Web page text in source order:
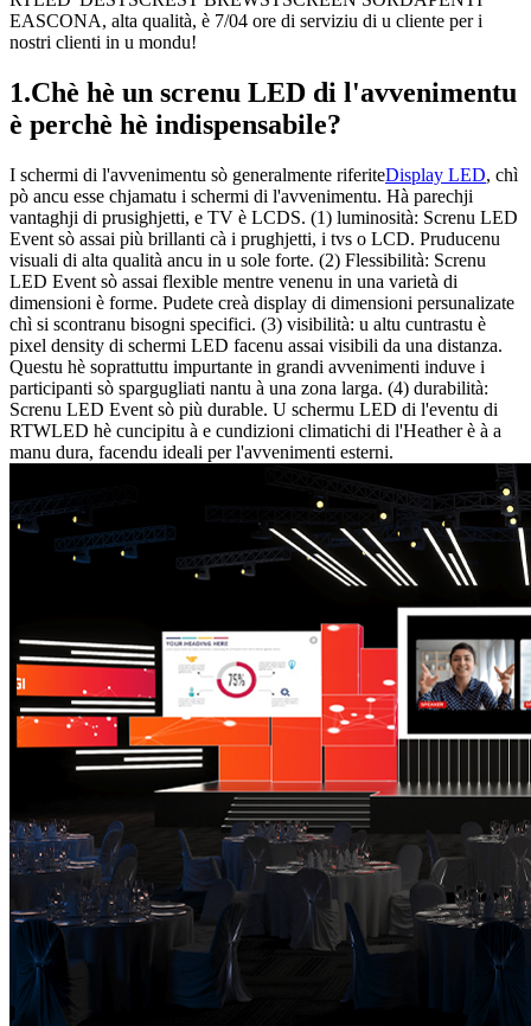
EASCONA, alta qualità, è 7/04 ore di serviziu di u cliente per i
nostri clienti in u mondu!
1.Chè hè un screnu LED di l'avvenimentu
è perchè hè indispensabile?
I schermi di l'avvenimentu sò generalmente riferiteDisplay LED, chì
pò ancu esse chjamatu i schermi di l'avvenimentu. Hà parechji
vantaghji di prusighjetti, e TV è LCDS. (1) luminosità: Screnu LED
Event sò assai più brillanti cà i prughjetti, i tvs o LCD. Pruducenu
visuali di alta qualità ancu in u sole forte. (2) Flessibilità: Screnu
LED Event sò assai flexible mentre venenu in una varietà di
dimensioni è forme. Pudete creà display di dimensioni persunalizate
chì si scontranu bisogni specifici. (3) visibilità: u altu cuntrastu è
pixel density di schermi LED facenu assai visibili da una distanza.
Questu hè soprattuttu impurtante in grandi avvenimenti induve i
participanti sò spargugliati nantu à una zona larga. (4) durabilità:
Screnu LED Event sò più durable. U schermu LED di l'eventu di
RTWLED hè cuncipitu à e cundizioni climatichi di l'Heather è à a
manu dura, facendu ideali per l'avvenimenti esterni.